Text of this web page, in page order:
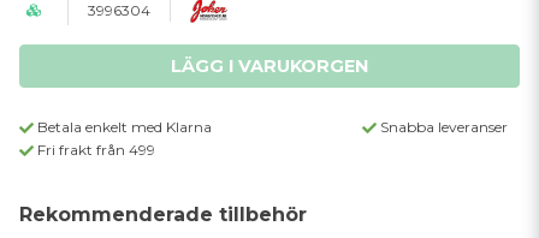
3996304
LÄGG I VARUKORGEN
Betala enkelt med Klarna
Snabba leveranser
Fri frakt från 499
Rekommenderade tillbehör